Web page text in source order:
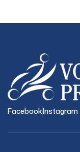
FacebookInstagram